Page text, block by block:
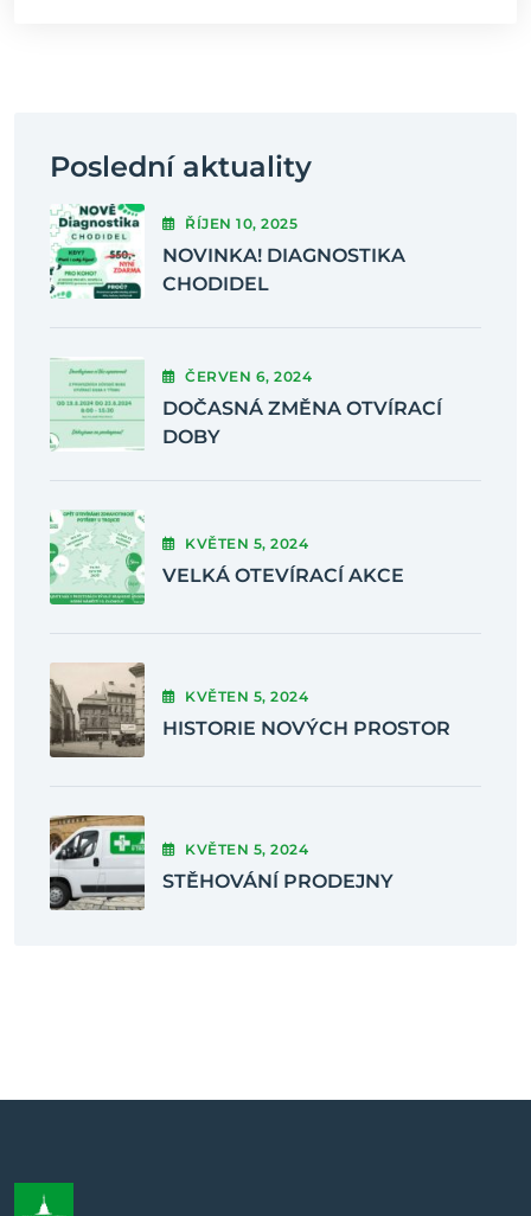
Poslední aktuality
ŘÍJEN10, 2025
NOVINKA! DIAGNOSTIKA
CHODIDEL
ČERVEN 6, 2024
DOČASNÁ ZMĚNA OTVÍRACÍ
DOBY
KVĚTEN 5, 2024
VELKÁ OTEVÍRACÍ AKCE
KVĚTEN 5, 2024
HISTORIE NOVÝCH PROSTOR
KVĚTEN 5, 2024
STĚHOVÁNÍ PRODEJNY